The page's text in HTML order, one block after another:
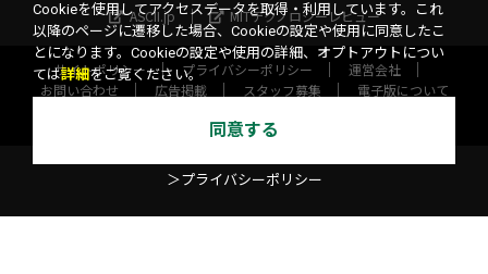
ASCII.jp
MITテクノロジーレビュー
サイトポリシー プライバシーポリシー
運営会社
お問い合わせ
広告掲載 スタッフ募集
電子版について
©KADOKAWA ASCII Research Laboratories, Inc. 2026
Cookieを使用してアクセスデータを取得・利用しています。これ
以降のページに遷移した場合、Cookieの設定や使用に同意したこ
とになります。Cookieの設定や使用の詳細、オプトアウトについ
ては詳細をご覧ください。
同意する
＞プライバシーポリシー